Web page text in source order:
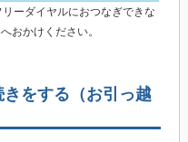
ーダイヤルにおつなぎできな
おかけください。
をする（お引っ越